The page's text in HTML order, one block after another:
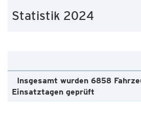
Statistik 2024
Insgesamt wurden 6858
Einsatztagen geprüft